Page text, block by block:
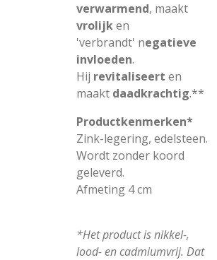
verwarmend, maakt
vrolijken
'verbrandt' negatieve
invloeden.
Hij revitaliseert en
maakt daadkrachtig.**
Productkenmerken*
Zink-legering, edelsteen.
Wordt zonder koord
geleverd.
Afmeting 4 cm
*Het product is nikkel-,
lood- en cadmiumvrij. Dat